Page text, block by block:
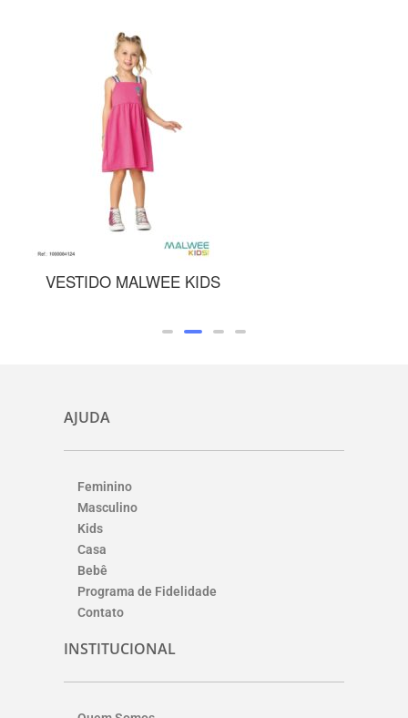
KIDS
AJUDA
Feminino
Masculino
Kids
Casa
Bebê
Programa de Fidelidade
Contato
INSTITUCIONAL